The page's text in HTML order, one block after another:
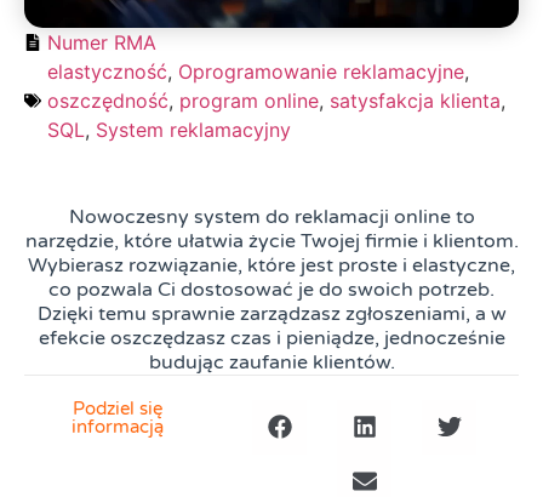
Numer RMA
elastyczność, Oprogramowanie reklamacyjne,
oszczędność, program online, satysfakcja klienta,
SQL, System reklamacyjny
Nowoczesny system do reklamacji online to
narzędzie, które ułatwia życie Twojej firmie i klientom.
Wybierasz rozwiązanie, które jest proste i elastyczne,
co pozwala Ci dostosować je do swoich potrzeb.
Dzięki temu sprawnie zarządzasz zgłoszeniami, a w
efekcie oszczędzasz czas i pieniądze, jednocześnie
budując zaufanie klientów.
Podziel się
informacją